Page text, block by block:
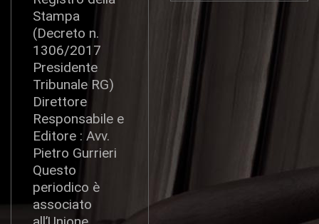
Stampa
(Decreto n.
1306/2017
Presidente
Tribunale RG)
Direttore
Responsabile e
Editore : Avv.
Pietro Gurrieri
Questo
periodico è
associato